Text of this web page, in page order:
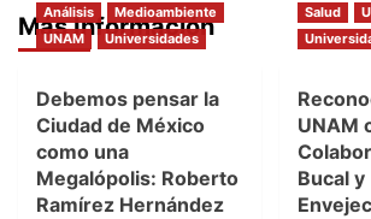
Más Información
Análisis
Medioambiente
UNAM
Universidades
Debemos pensar la
Ciudad de México
como una
Megalópolis: Roberto
Ramírez Hernández
Salud
UNAM
Bucal y